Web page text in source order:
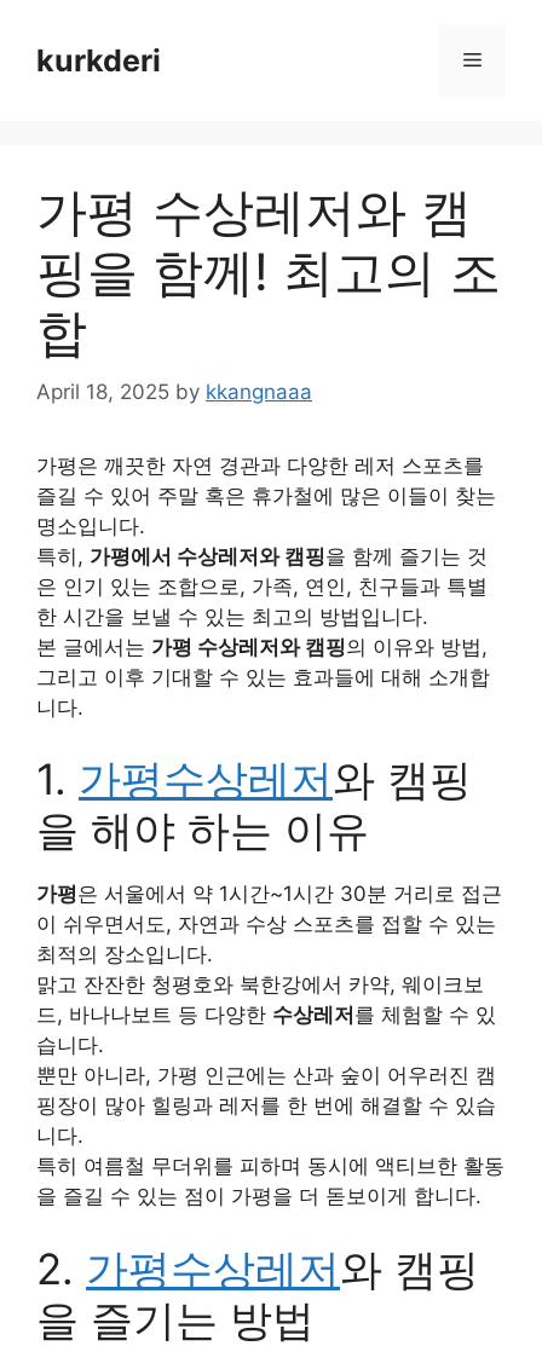
contentkurkderi Menu
가평 수상레저와 캠
핑을 함께! 최고의 조
합
April 18, 2025 by kkangnaaa
가평은 깨끗한 자연 경관과 다양한 레저 스포츠를
즐길 수 있어 주말 혹은 휴가철에 많은 이들이 찾는
명소입니다.
특히, 가평에서 수상레저와 캠핑을 함께 즐기는 것
은 인기 있는 조합으로, 가족, 연인, 친구들과 특별
한 시간을 보낼 수 있는 최고의 방법입니다.
본 글에서는 가평 수상레저와 캠핑의 이유와 방법,
그리고 이후 기대할 수 있는 효과들에 대해 소개합
니다.
1. 가평수상레저와 캠핑
을 해야 하는 이유
가평은 서울에서 약 1시간~1시간 30분 거리로 접근
이 쉬우면서도, 자연과 수상 스포츠를 접할 수 있는
최적의 장소입니다.
맑고 잔잔한 청평호와 북한강에서 카약, 웨이크보
드, 바나나보트 등 다양한 수상레저 를 체험할 수 있
습니다.
뿐만 아니라, 가평 인근에는 산과 숲이 어우러진 캠
핑장이 많아 힐링과 레저를 한 번에 해결할 수 있습
니다.
특히 여름철 무더위를 피하며 동시에 액티브한 활동
을 즐길 수 있는 점이 가평을 더 돋보이게 합니다.
2. 가평수상레저와 캠핑
을 즐기는 방법